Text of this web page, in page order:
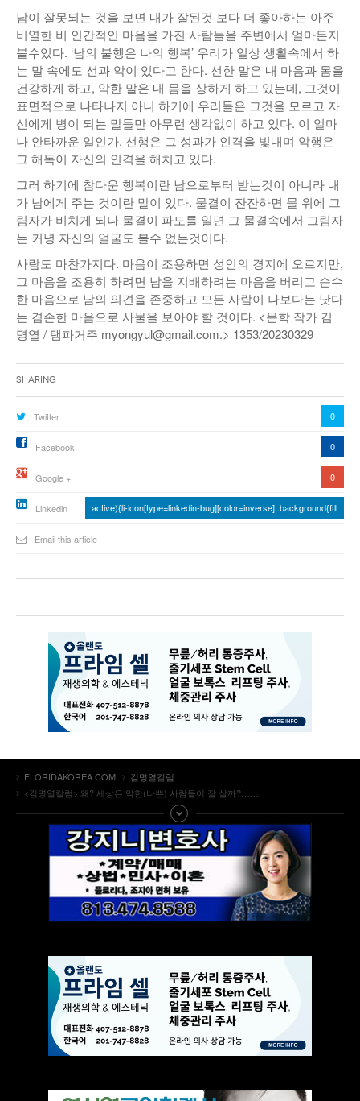
남이 잘못되는 것을 보면 내가 잘된것 보다 더 좋아하는 아주
비열한 비 인간적인 마음을 가진 사람들을 주변에서 얼마든지
볼수있다. ‘남의 불행은 나의 행복’ 우리가 일상 생활속에서 하
는 말 속에도 선과 악이 있다고 한다. 선한 말은 내 마음과 몸을
건강하게 하고, 악한 말은 내 몸을 상하게 하고 있는데, 그것이
표면적으로 나타나지 아니 하기에 우리들은 그것을 모르고 자
신에게 병이 되는 말들만 아무런 생각없이 하고 있다. 이 얼마
나 안타까운 일인가. 선행은 그 성과가 인격을 빛내며 악행은
그 해독이 자신의 인격을 해치고 있다.
그러 하기에 참다운 행복이란 남으로부터 받는것이 아니라 내
가 남에게 주는 것이란 말이 있다. 물결이 잔잔하면 물 위에 그
림자가 비치게 되나 물결이 파도를 일면 그 물결속에서 그림자
는 커녕 자신의 얼굴도 볼수 없는것이다.
사람도 마찬가지다. 마음이 조용하면 성인의 경지에 오르지만,
그 마음을 조용히 하려면 남을 지배하려는 마음을 버리고 순수
한 마음으로 남의 의견을 존중하고 모든 사람이 나보다는 낫다
는 겸손한 마음으로 사물을 보아야 할 것이다. <문학 작가 김
명열 / 탬파거주 myongyul@gmail.com.> 1353/20230329
Sharing
Twitter 0
Facebook 0
Google + 0
Linkedin active){li-icon[type=linkedin-bug][color=inverse] .background{fill
Email this article
FLORIDAKOREA.COM
김명열칼럼
<김명열칼럼> 왜? 세상은 악한(나쁜) 사람들이 잘 살까?……